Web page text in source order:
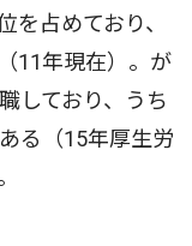
占めており、
11年現在）。が
しており、うち
る（15年厚生労